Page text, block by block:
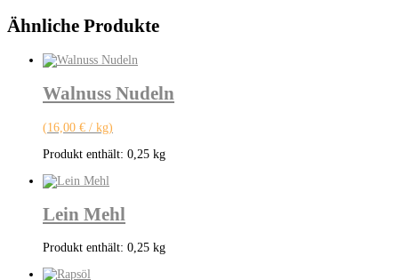
Ähnliche Produkte
Walnuss Nudeln
(16,00 € / kg)
Produkt enthält: 0,25 kg
Lein Mehl
Produkt enthält: 0,25 kg